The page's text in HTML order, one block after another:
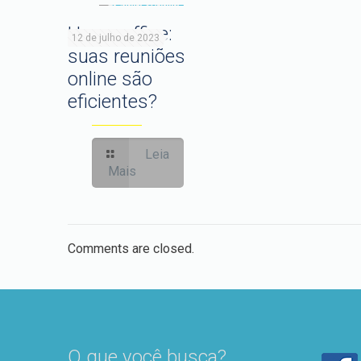
12 de julho de 2023
Home office:
suas reuniões
online são
eficientes?
Leia
Mais
Comments are closed.